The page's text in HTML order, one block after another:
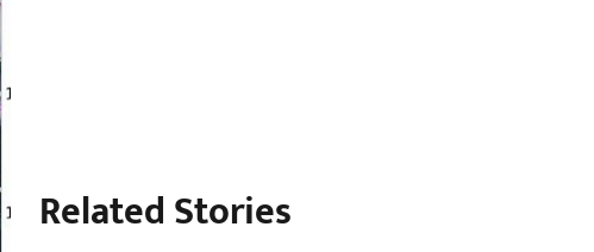
Related Stories